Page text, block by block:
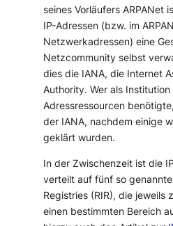
seines Vorläufers ARPANet
IP-Adressen (bzw. im
Netzwerkadressen) eine
Netzcommunity selbst
dies die IANA, die Internet
Authority. Wer als
Adressressourcen
der IANA, nachdem einige
geklärt wurden.
In der Zwischenzeit ist die
verteilt auf fünf so genannte
Registries (RIR), die jeweils
einen bestimmten Bereich